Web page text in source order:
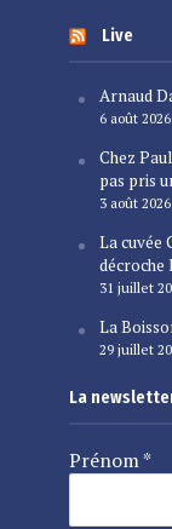
Live
Arnaud
6 août 2026
Chez
pas pris
3 août 2026
La cuvée
décroche
31 juillet
La
29 juillet
La
Prénom*